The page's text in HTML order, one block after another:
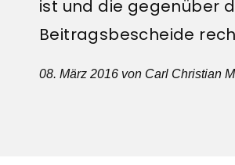
ist und die gegenüber
Beitragsbescheide
08. März 2016 von Carl Christian